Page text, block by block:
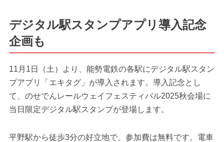
デジタル駅スタンプアプリ導入記念
企画も
11月1日（土）より、能勢電鉄の各駅にデジタル駅スタン
プアプリ「エキタグ」が導入されます。導入記念とし
て、のせでんレールウェイフェスティバル2025秋会場に
当日限定デジタル駅スタンプが登場します。
平野駅から徒歩3分の好立地で、参加費は無料です。電車